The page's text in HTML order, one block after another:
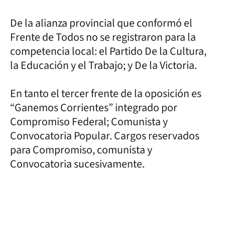
De la alianza provincial que conformó el
Frente de Todos no se registraron para la
competencia local: el Partido De la Cultura,
la Educación y el Trabajo; y De la Victoria.
En tanto el tercer frente de la oposición es
“Ganemos Corrientes” integrado por
Compromiso Federal; Comunista y
Convocatoria Popular. Cargos reservados
para Compromiso, comunista y
Convocatoria sucesivamente.